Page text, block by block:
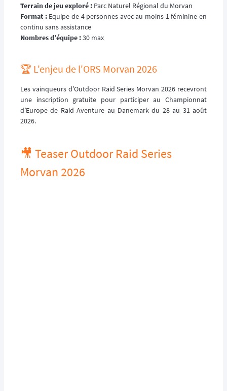
Terrain de jeu exploré : Parc Naturel Régional du Morvan
Format :Equipe de 4 personnes avec au moins 1 féminine en
continu sans assistance
Nombres d’équipe :30 max
🏆️ L'enjeu de l'ORS Morvan 2026
Les vainqueurs d’Outdoor Raid Series Morvan 2026 recevront
une inscription gratuite pour participer au Championnat
d’Europe de Raid Aventure au Danemark du 28 au 31 août
2026.
🎥 Teaser Outdoor Raid Series
Morvan 2026